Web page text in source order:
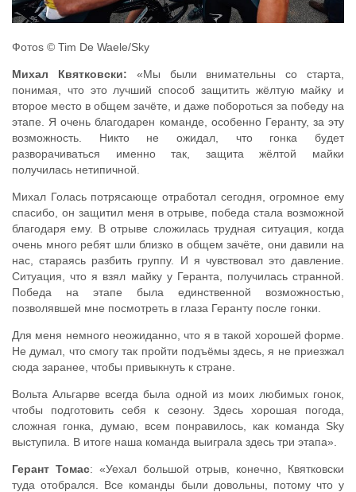
Фотоs © Tim De Waele/Sky
Михал Квятковски: «Мы были внимательны со старта,
понимая, что это лучший способ защитить жёлтую майку и
второе место в общем зачёте, и даже побороться за победу на
этапе. Я очень благодарен команде, особенно Геранту, за эту
возможность. Никто не ожидал, что гонка будет
разворачиваться именно так, защита жёлтой майки
получилась нетипичной.
Михал Голась потрясающе отработал сегодня, огромное ему
спасибо, он защитил меня в отрыве, победа стала возможной
благодаря ему. В отрыве сложилась трудная ситуация, когда
очень много ребят шли близко в общем зачёте, они давили на
нас, стараясь разбить группу. И я чувствовал это давление.
Ситуация, что я взял майку у Геранта, получилась странной.
Победа на этапе была единственной возможностью,
позволявшей мне посмотреть в глаза Геранту после гонки.
Для меня немного неожиданно, что я в такой хорошей форме.
Не думал, что смогу так пройти подъёмы здесь, я не приезжал
сюда заранее, чтобы привыкнуть к стране.
Вольта Альгарве всегда была одной из моих любимых гонок,
чтобы подготовить себя к сезону. Здесь хорошая погода,
сложная гонка, думаю, всем понравилось, как команда Sky
выступила. В итоге наша команда выиграла здесь три этапа».
Герант Томас: «Уехал большой отрыв, конечно, Квятковски
туда отобрался. Все команды были довольны, потому что у